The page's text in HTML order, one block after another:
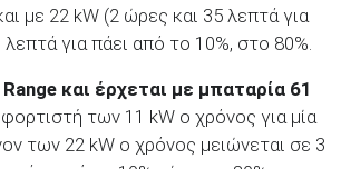
με 22 kW (2 ώρες και 35 λεπτά για
για πάει από το 10%, στο 80%.
Range και έρχεται με μπαταρία 61
των 11 kW ο χρόνος για μία
των 22 kW ο χρόνος μειώνεται σε 3